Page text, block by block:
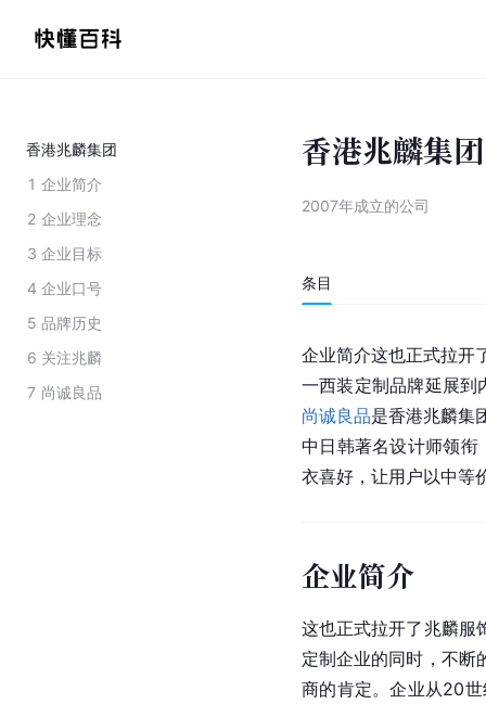
香港兆麟集团
1 企业简介
2 企业理念
3 企业目标
4 企业口号
5 品牌历史
6 关注兆麟
7 尚诚良品
香港兆麟集团
2007年成立的公司
条目
企业简介这也正式拉开
一西装定制品牌延展到
尚诚良品是香港兆麟集
中日韩著名设计师领衔
衣喜好，让用户以中等
企业简介
这也正式拉开了兆麟服
定制企业的同时，不断
商的肯定。企业从20